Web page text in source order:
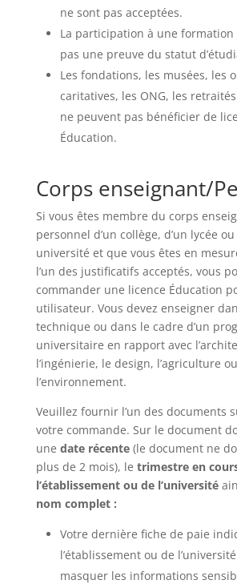
ne sont pas acceptées.
La participation à une formation
pas une preuve du statut
Les fondations, les musées, les
caritatives, les ONG, les
ne peuvent pas bénéficier de
Éducation.
Corps enseignant/
Si vous êtes membre du corps
personnel d’un collège, d’un lycée ou
université et que vous êtes en
l’un des justificatifs acceptés, vous
commander une licence Éducation
utilisateur. Vous devez enseigner
technique ou dans le cadre d’un
universitaire en rapport avec
l’ingénierie, le design, l’agriculture ou
l’environnement.
Veuillez fournir l’un des documents
votre commande. Sur le document
une date récente(le document ne
plus de 2 mois), le trimestre en
l’établissement ou de l’université
nom complet :
Votre dernière fiche de paie
l’établissement ou de
masquer les informations